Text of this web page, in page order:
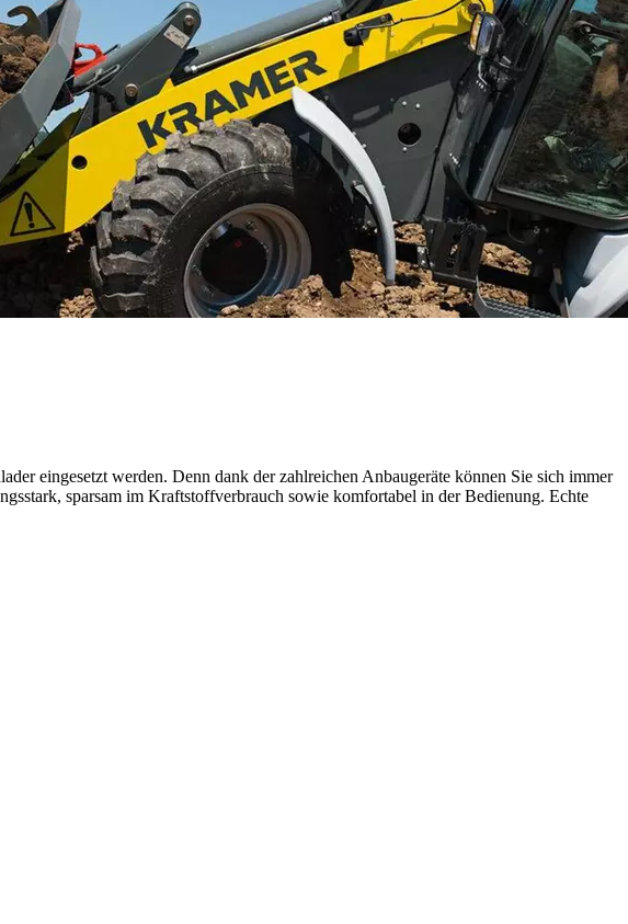
eingesetzt werden. Denn dank der zahlreichen Anbaugeräte können Sie sich immer
sparsam im Kraftstoffverbrauch sowie komfortabel in der Bedienung. Echte